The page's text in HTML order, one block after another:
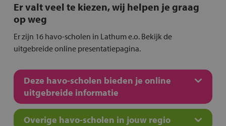
Er valt veel te kiezen, wij helpen je graag
op weg
Er zijn 16 havo-scholen in Lathum e.o. Bekijk de
uitgebreide online presentatiepagina.
Deze havo-scholen bieden je online
uitgebreide informatie
Overige havo-scholen in jouw regio